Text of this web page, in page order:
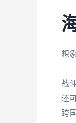
想
——
战
还
跨